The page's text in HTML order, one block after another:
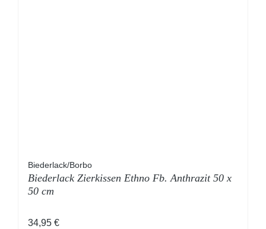
Biederlack/Borbo
Biederlack Zierkissen Ethno Fb. Anthrazit 50 x
50 cm
Regulärer Preis:
34,95 €